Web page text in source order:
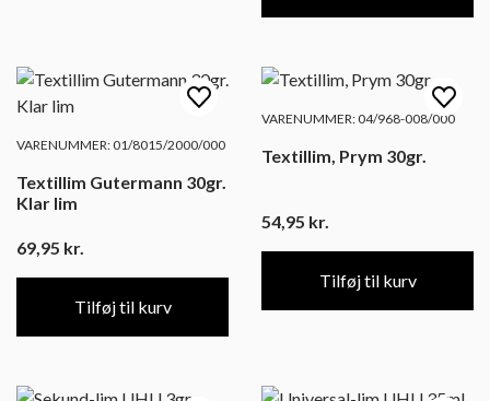
VARENUMMER: 01/8015/2000/000
Textillim Gutermann 30gr.
Klar lim
69,95 kr.
Tilføj til kurv
VARENUMMER: 04/968-008/000
Textillim, Prym 30gr.
54,95 kr.
Tilføj til kurv